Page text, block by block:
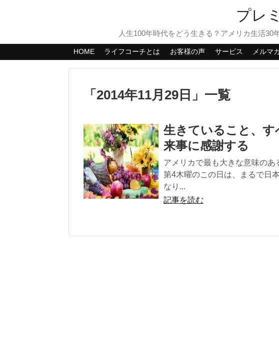
プレ
人生100年時代をどう生きる？アメリカ生活
HOME ライフコーチとは お客様の声 サービス メルマ
「 2014年11月29日 」 一覧
生きていること、
来事に感謝する
アメリカで最も大きな意味の
第4木曜のこの日は、まるで日
なり...
記事を読む